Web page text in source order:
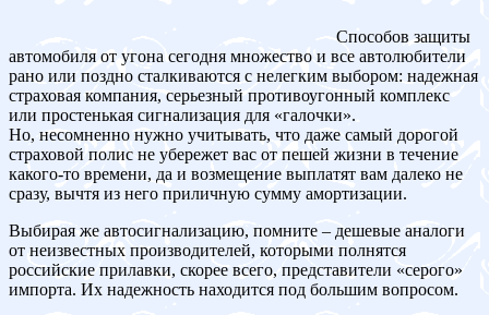
Способов защиты
автомобиля от угона сегодня множество и все автолюбители
рано или поздно сталкиваются с нелегким выбором: надежная
страховая компания, серьезный противоугонный комплекс
или простенькая сигнализация для «галочки».
Но, несомненно нужно учитывать, что даже самый дорогой
страховой полис не убережет вас от пешей жизни в течение
какого-то времени, да и возмещение выплатят вам далеко не
сразу, вычтя из него приличную сумму амортизации.
Выбирая же автосигнализацию, помните – дешевые аналоги
от неизвестных производителей, которыми полнятся
российские прилавки, скорее всего, представители «серого»
импорта. Их надежность находится под большим вопросом.